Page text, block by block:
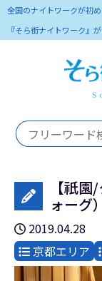
全国のナイトワークが初
『そら街ナイトワーク』
【祇
ォーグ
2019.04.28
京都エリア